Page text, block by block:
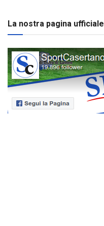
La nostra pagina ufficiale